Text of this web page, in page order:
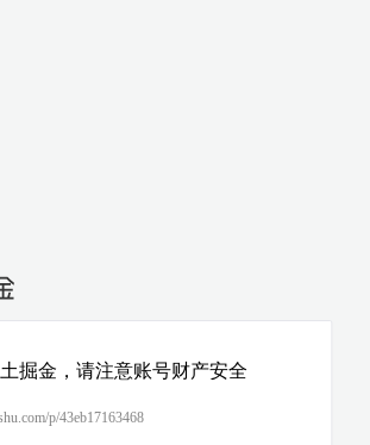
掘金，请注意账号财产安全
p/43eb17163468